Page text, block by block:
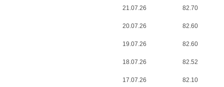
21.07.26 82.70
20.07.26 82.60
19.07.26 82.60
18.07.26 82.52
17.07.26 82.10